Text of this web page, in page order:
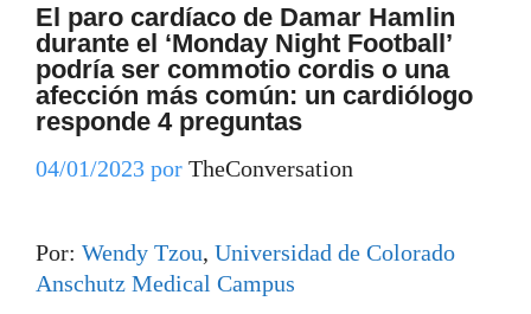
El paro cardíaco de Damar Hamlin
durante el ‘Monday Night Football’
podría ser commotio cordis o una
afección más común: un cardiólogo
responde 4 preguntas
04/01/2023 por TheConversation
Por: Wendy Tzou, Universidad de Colorado
Anschutz Medical Campus